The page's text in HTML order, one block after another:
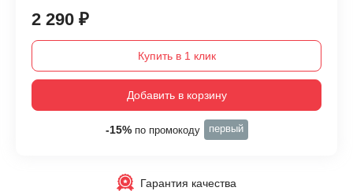
2 290 ₽
Купить в 1 клик
Добавить в корзину
-15%по промокоду первый
Гарантия качества